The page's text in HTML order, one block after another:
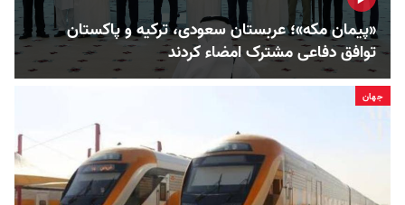
«پیمان مکه»؛ عربستان سعودی، ترکیه و پاکستان
توافق دفاعی مشترک امضاء کردند
جهان